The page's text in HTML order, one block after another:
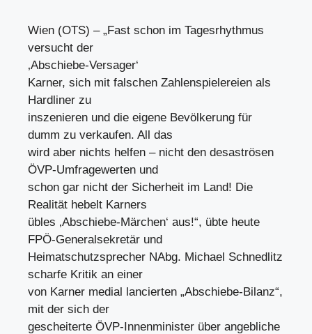
Wien (OTS) – „Fast schon im Tagesrhythmus
versucht der
‚Abschiebe-Versager‘
Karner, sich mit falschen Zahlenspielereien als
Hardliner zu
inszenieren und die eigene Bevölkerung für
dumm zu verkaufen. All das
wird aber nichts helfen – nicht den desaströsen
ÖVP-Umfragewerten und
schon gar nicht der Sicherheit im Land! Die
Realität hebelt Karners
übles ‚Abschiebe-Märchen‘ aus!“, übte heute
FPÖ-Generalsekretär und
Heimatschutzsprecher NAbg. Michael Schnedlitz
scharfe Kritik an einer
von Karner medial lancierten „Abschiebe-Bilanz“,
mit der sich der
gescheiterte ÖVP-Innenminister über angebliche